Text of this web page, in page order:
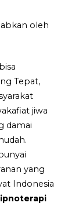
oleh
Tepat,
jiwa
damai
yang
Indonesia